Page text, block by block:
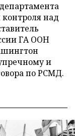
над
ГА ООН
и
по РСМД.